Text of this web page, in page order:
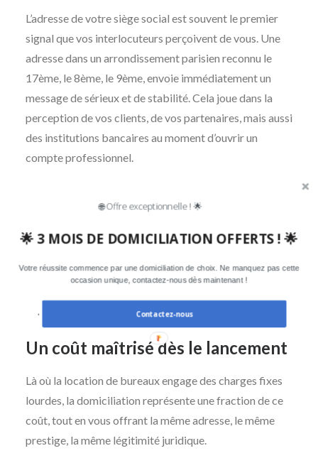
L’adresse de votre siège social est souvent le premier
signal que vos interlocuteurs perçoivent de vous. Une
adresse dans un arrondissement parisien reconnu le
17ème, le 8ème, le 9ème, envoie immédiatement un
message de sérieux et de stabilité. Cela joue dans la
perception de vos clients, de vos partenaires, mais aussi
des institutions bancaires au moment d’ouvrir un
compte professionnel.
Vous pouvez travailler depuis Bordeaux, Lisbonne ou
Tokyo : votre entreprise a une adresse parisienne,
reçoit son courrier, et peut être contactée via cette
adresse. Vous n’êtes lié par aucun bail, aucun préavis de
départ, aucune contrainte immobilière.
Un coût maîtrisé dès le lancement
Là où la location de bureaux engage des charges fixes
lourdes, la domiciliation représente une fraction de ce
coût, tout en vous offrant la même adresse, le même
prestige, la même légitimité juridique.
Votre réussite commence par une domiciliation de choix. Ne manquez pas cette
occasion unique, contactez-nous dès maintenant !
Contactez-nous
🌟 3 MOIS DE DOMICILIATION OFFERTS ! 🌟
🌐 Offre exceptionnelle ! 🌟